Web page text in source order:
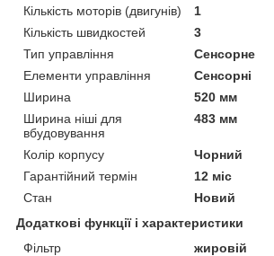
Кількість моторів (двигунів)
1
Кількість швидкостей
3
Тип управління
Сенсорне
Елементи управління
Сенсорні
Ширина
520 мм
Ширина ніші для
вбудовування
483 мм
Колір корпусу
Чорний
Гарантійний термін
12 міс
Стан
Новий
Додаткові функції і характеристики
Фільтр
жировій